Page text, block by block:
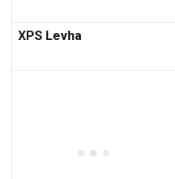
XPS Levha